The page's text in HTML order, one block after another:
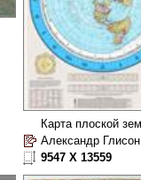
Александр Глисон
9547 X 13559